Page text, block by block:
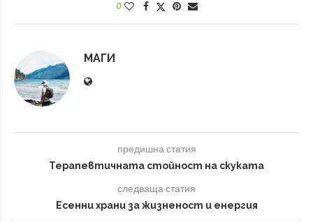
0
МАГИ
предишна статия
Терапевтичната стойност на скуката
следваща статия
Есенни храни за жизненост и енергия